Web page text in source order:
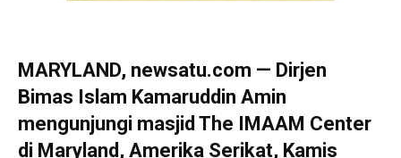
MARYLAND, newsatu.com — Dirjen
Bimas Islam Kamaruddin Amin
mengunjungi masjid The IMAAM Center
di Maryland, Amerika Serikat, Kamis